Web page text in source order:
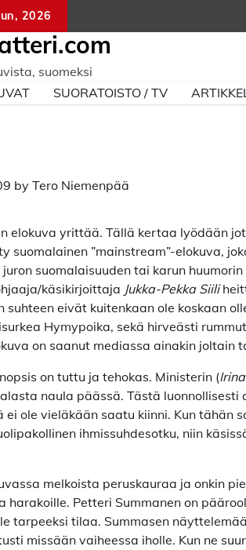
2026
suomeksi
SUORATOISTO / TV
by Tero Niemenpää
elokuva yrittää. Tällä kertaa lyödään
suomalainen ”mainstream”-elokuva,
suomalaisuuden tai karun
käsikirjoittaja Jukka-Pekka Siili
suhteen eivät kuitenkaan ole koskaan
Hymypoika, sekä hirveästi
on saanut mediassa ainakin joltain
on tuttu ja tehokas. Ministerin (
naula päässä. Tästä
ole vieläkään saatu kiinni. Kun tähän
ihmissuhdesotku, niin
melkoista peruskauraa ja onkin
harakoille. Petteri Summanen on
tarpeeksi tilaa. Summasen
missään vaiheessa iholle. Kun ne